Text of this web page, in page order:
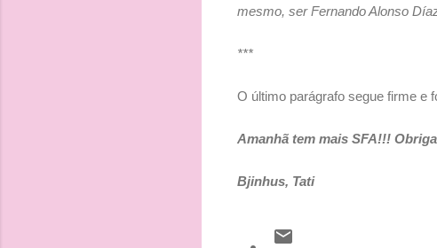
mesmo, ser Fernando Alonso
***
O último parágrafo segue firme e
Amanhã tem mais SFA!!!
Bjinhus, Tati